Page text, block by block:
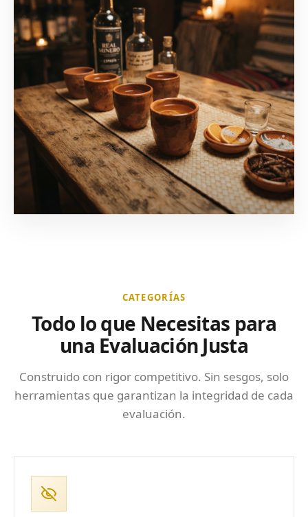
CATEGORÍAS
Todo lo que Necesitas para
una Evaluación Justa
Construido con rigor competitivo. Sin sesgos, solo
herramientas que garantizan la integridad de cada
evaluación.